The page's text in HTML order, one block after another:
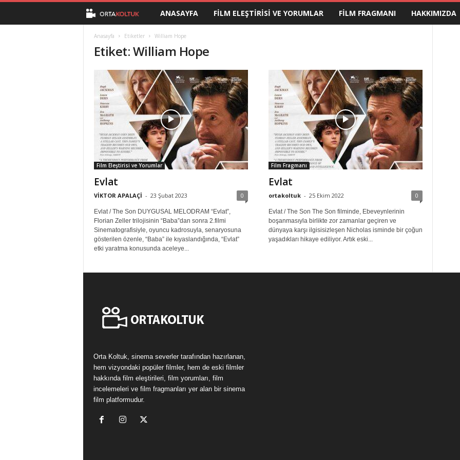
t
a
K
o
l
t
u
k
ANASAYFA FILM ELEŞTIRISI VE YORUMLAR FILM FRAGMANI HAKKIMIZDA
Anasayfa Etiketler William Hope
Etiket: William Hope
Film Eleştirisi ve Yorumlar
Evlat
VİKTOR APALAÇİ - 23 Şubat 2023 0
Evlat / The Son DUYGUSAL MELODRAM “Evlat”,
Florian Zeller trilojisinin “Baba”dan sonra 2.filmi
Sinematografisiyle, oyuncu kadrosuyla, senaryosuna
gösterilen özenle, “Baba” ile kıyaslandığında, “Evlat”
etki yaratma konusunda aceleye...
Film Fragmanı
Evlat
ortakoltuk - 25 Ekim 2022 0
Evlat / The Son The Son filminde, Ebeveynlerinin
boşanmasıyla birlikte zor zamanlar geçiren ve
dünyaya karşı ilgisisizleşen Nicholas isminde bir çoğun
yaşadıkları hikaye ediliyor. Artık eski...
Orta Koltuk, sinema severler tarafından hazırlanan,
hem vizyondaki popüler filmler, hem de eski filmler
hakkında film eleştirileri, film yorumları, film
incelemeleri ve film fragmanları yer alan bir sinema
film platformudur.